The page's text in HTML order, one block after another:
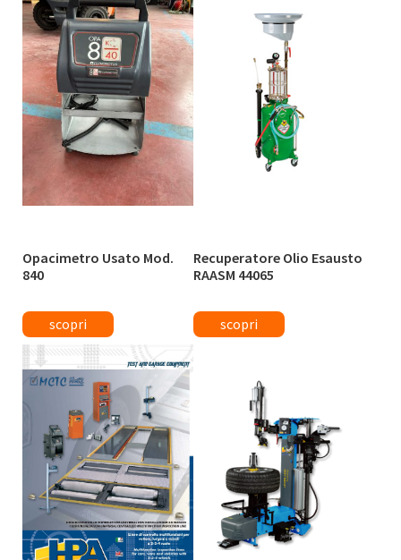
Opacimetro Usato Mod.
840
Recuperatore Olio Esausto
RAASM 44065